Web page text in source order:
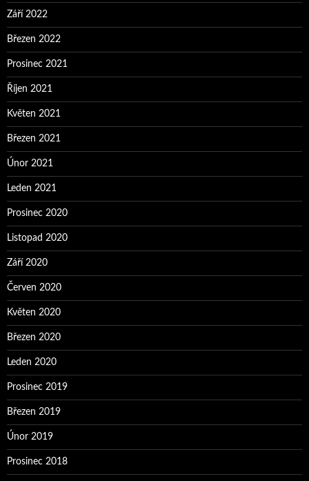
Září 2022
Březen 2022
Prosinec 2021
Říjen 2021
Květen 2021
Březen 2021
Únor 2021
Leden 2021
Prosinec 2020
Listopad 2020
Září 2020
Červen 2020
Květen 2020
Březen 2020
Leden 2020
Prosinec 2019
Březen 2019
Únor 2019
Prosinec 2018